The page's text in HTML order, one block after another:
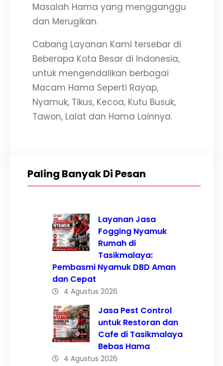
Masalah Hama yang mengganggu
dan Merugikan.
Cabang Layanan Kami tersebar di
Beberapa Kota Besar di Indonesia,
untuk mengendalikan berbagai
Macam Hama Seperti Rayap,
Nyamuk, Tikus, Kecoa, Kutu Busuk,
Tawon, Lalat dan Hama Lainnya.
Paling Banyak Di Pesan
Layanan Jasa
Fogging Nyamuk
Rumah di
Tasikmalaya:
Pembasmi Nyamuk DBD Aman
dan Cepat
4 Agustus 2026
Jasa Pest Control
untuk Restoran dan
Cafe di Tasikmalaya
Bebas Hama
4 Agustus 2026